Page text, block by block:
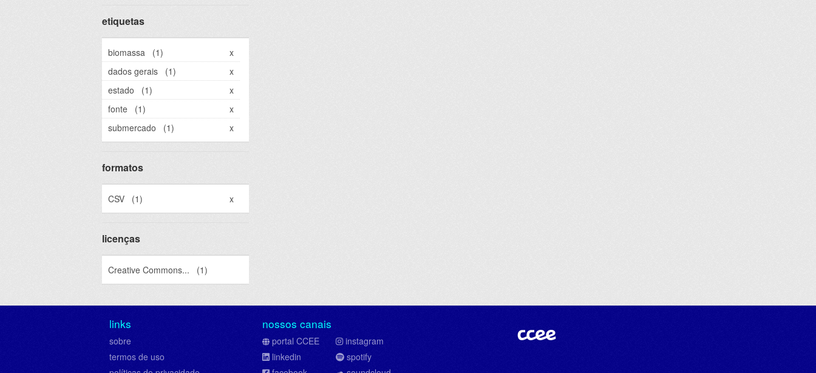
etiquetas
biomassa (1)
x
dados gerais
(1)
x
estado
(1)
x
fonte
(1)
x
submercado
(1) x
formatos
CSV (1) x
licenças
Creative Commons... (1)
links
sobre
termos de uso
nossos canais
portal CCEE
linkedin
instagram
spotify